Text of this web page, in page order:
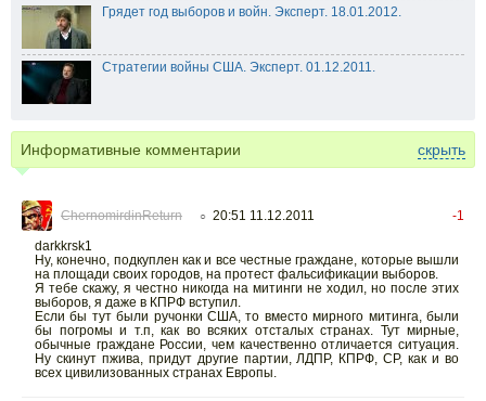
Грядет год выборов и войн. Эксперт. 18.01.2012.
Стратегии войны США. Эксперт. 01.12.2011.
Информативные комментарии скрыть
ChernomirdinReturn ○ 20:51 11.12.2011
-1
darkkrsk1
Ну, конечно, подкуплен как и все честные граждане, которые вышли
на площади своих городов, на протест фальсификации выборов.
Я тебе скажу, я честно никогда на митинги не ходил, но после этих
выборов, я даже в КПРФ вступил.
Если бы тут были ручонки США, то вместо мирного митинга, были
бы погромы и т.п, как во всяких отсталых странах. Тут мирные,
обычные граждане России, чем качественно отличается ситуация.
Ну скинут пжива, придут другие партии, ЛДПР, КПРФ, СР, как и во
всех цивилизованных странах Европы.